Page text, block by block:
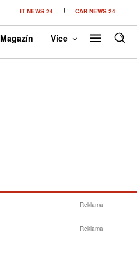
IT NEWS 24 CAR NEWS 24
Magazín Více
Reklama
Reklama